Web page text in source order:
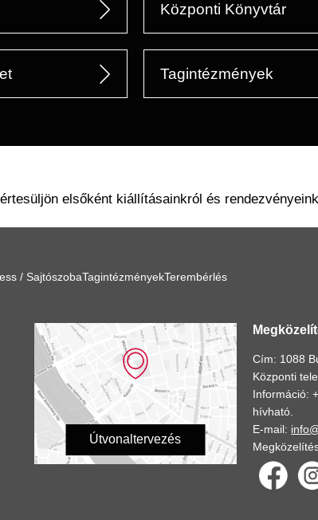
Központi Könyvtár
Tagintézmények
elsőként kiállításainkról és
/ SajtószobaTagintézményekTerembérlés
Útvonaltervezés
Cím: 1088
Központi
Információ:
hívható.
E-mail: